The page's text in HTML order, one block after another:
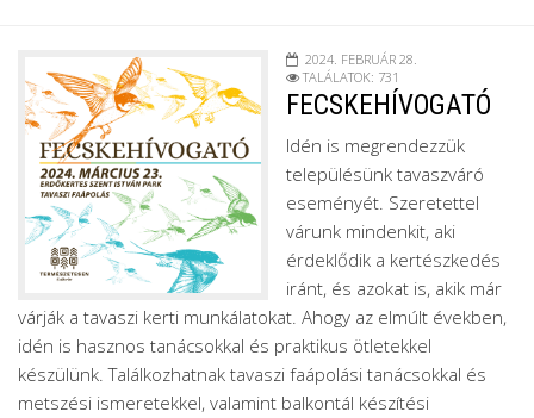
2024. FEBRUÁR 28.
TALÁLATOK: 731
FECSKEHÍVOGATÓ
Idén is megrendezzük
településünk tavaszváró
eseményét. Szeretettel
várunk mindenkit, aki
érdeklődik a kertészkedés
iránt, és azokat is, akik már
várják a tavaszi kerti munkálatokat. Ahogy az elmúlt években,
idén is hasznos tanácsokkal és praktikus ötletekkel
készülünk. Találkozhatnak tavaszi faápolási tanácsokkal és
metszési ismeretekkel, valamint balkontál készítési